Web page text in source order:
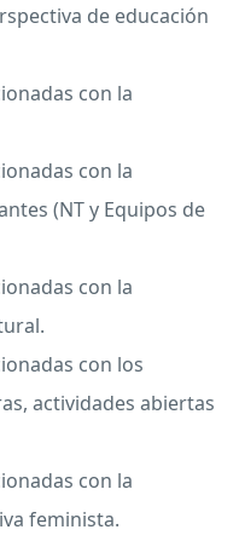
de educación
con la
con la
(NT y Equipos de
con la
con los
actividades abiertas
con la
feminista.